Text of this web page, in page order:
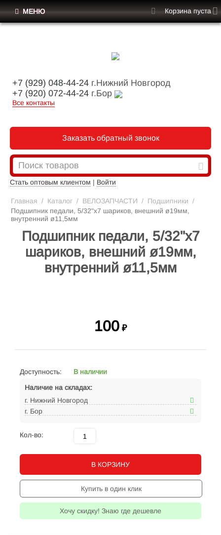
+7 (929) 048-44-24 г.Нижний Новгород
+7 (920) 072-44-24 г.Бор
Все контакты
Заказать обратный звонок
Стать оптовым клиентом | Войти
МЕНЮ Корзина пуста
Главная / Каталог / ВЕЛОЗАПЧАСТИ / Подшипники /
Подшипник педали, 5/32"х7 шариков, внешний ø19мм,
внутренний ø11,5мм
Подшипник педали, 5/32"х7
шариков, внешний ø19мм,
внутренний ø11,5мм
100 ₽
Доступность:
В наличии
Наличие на складах:
г. Нижний Новгород
г. Бор
Кол-во:
В КОРЗИНУ
Купить в один клик
Хочу скидку! Знаю где дешевле